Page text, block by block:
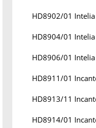
HD8902/01
HD8904/01
HD8906/01
HD8911/01
HD8913/11
HD8914/01